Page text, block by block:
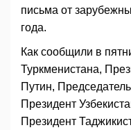
письма от
года.
Как сообщили в
Туркменистана,
Путин,
Президент
Президент